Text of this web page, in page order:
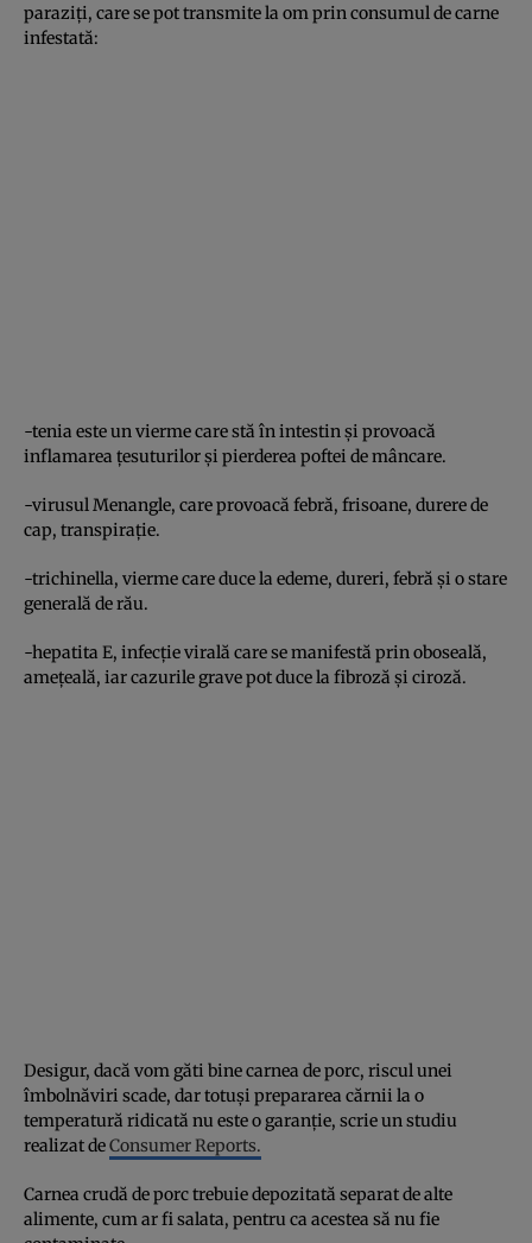
paraziţi, care se pot transmite la om prin consumul de carne
infestată:
-tenia este un vierme care stă în intestin şi provoacă
inflamarea ţesuturilor şi pierderea poftei de mâncare.
-virusul Menangle, care provoacă febră, frisoane, durere de
cap, transpiraţie.
-trichinella, vierme care duce la edeme, dureri, febră şi o stare
generală de rău.
-hepatita E, infecţie virală care se manifestă prin oboseală,
ameţeală, iar cazurile grave pot duce la fibroză şi ciroză.
Desigur, dacă vom găti bine carnea de porc, riscul unei
îmbolnăviri scade, dar totuşi prepararea cărnii la o
temperatură ridicată nu este o garanţie, scrie un studiu
realizat deConsumer Reports.
Carnea crudă de porc trebuie depozitată separat de alte
alimente, cum ar fi salata, pentru ca acestea să nu fie